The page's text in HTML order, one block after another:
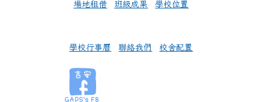
場地租借 班級成果 學校位置
學校行事曆 聯絡我們 校舍配置